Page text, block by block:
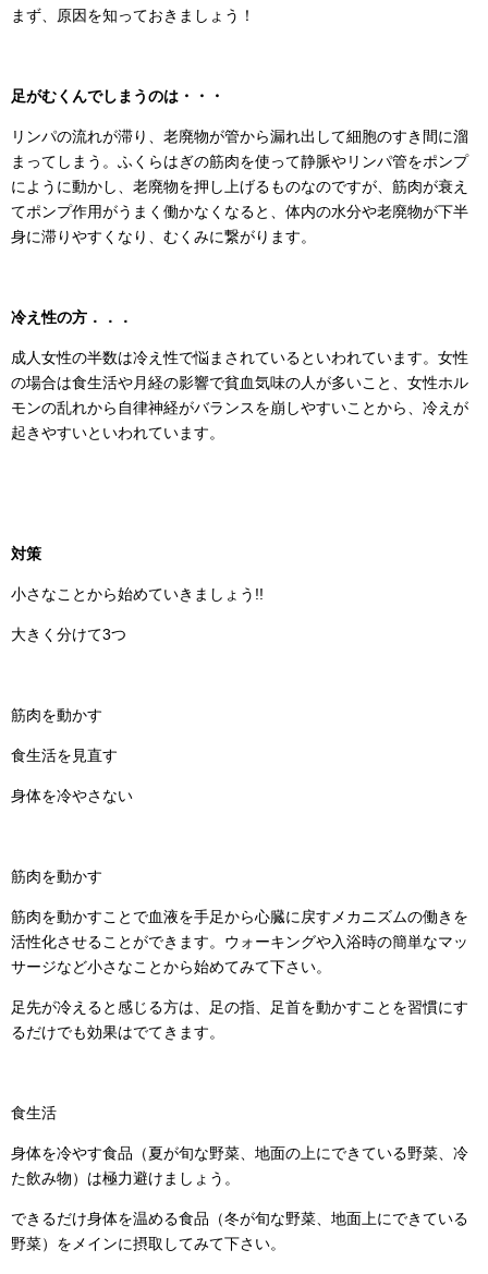
まず、原因を知っておきましょう！
足がむくんでしまうのは・・・
リンパの流れが滞り、老廃物が管から漏れ出して細胞のすき間に溜
まってしまう。ふくらはぎの筋肉を使って静脈やリンパ管をポンプ
にように動かし、老廃物を押し上げるものなのですが、筋肉が衰え
てポンプ作用がうまく働かなくなると、体内の水分や老廃物が下半
身に滞りやすくなり、むくみに繋がります。
冷え性の方．．．
成人女性の半数は冷え性で悩まされているといわれています。女性
の場合は食生活や月経の影響で貧血気味の人が多いこと、女性ホル
モンの乱れから自律神経がバランスを崩しやすいことから、冷えが
起きやすいといわれています。
対策
小さなことから始めていきましょう!!
大きく分けて3つ
筋肉を動かす
食生活を見直す
身体を冷やさない
筋肉を動かす
筋肉を動かすことで血液を手足から心臓に戻すメカニズムの働きを
活性化させることができます。ウォーキングや入浴時の簡単なマッ
サージなど小さなことから始めてみて下さい。
足先が冷えると感じる方は、足の指、足首を動かすことを習慣にす
るだけでも効果はでてきます。
食生活
身体を冷やす食品（夏が旬な野菜、地面の上にできている野菜、冷
た飲み物）は極力避けましょう。
できるだけ身体を温める食品（冬が旬な野菜、地面上にできている
野菜）をメインに摂取してみて下さい。